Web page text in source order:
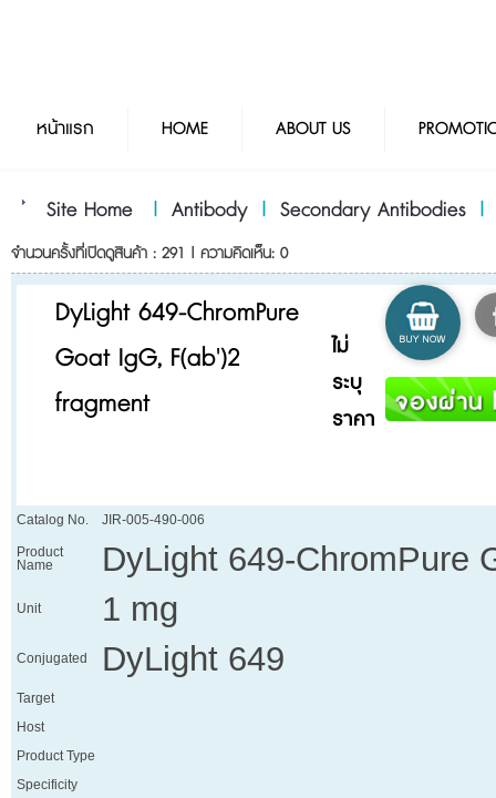
หน้าแรก HOME ABOUT US
Site Home | Antibody | Secondary Antibodies
จำนวนครั้งที่เปิดดูสินค้า : 291 | ความคิดเห็น: 0
DyLight 649-ChromPure
Goat IgG, F(ab')2
fragment
ไม่
ระบุ
ราคา
Catalog No. JIR-005-490-006
Product
Name
DyLight 649-ChromPure
Unit 1 mg
Conjugated DyLight 649
Target
Host
Product Type
Specificity